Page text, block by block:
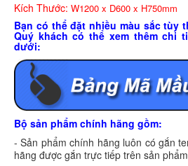
Kích Thước: W1200 x D600 x H750mm
Bạn có thể đặt nhiều màu sắc tùy
Quý khách có thể xem thêm chi
dưới:
Bộ sản phẩm chính hãng gồm:
- Sản phẩm chính hãng luôn có gắn
hãng được gắn trực tiếp trên sản